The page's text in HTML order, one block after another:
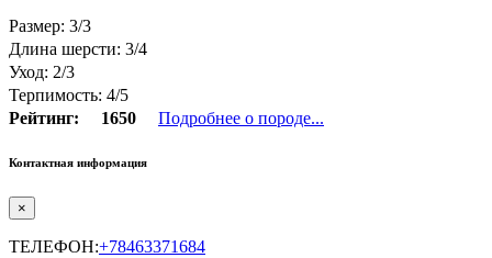
Размер: 3/3
Длина шерсти: 3/4
Уход: 2/3
Терпимость: 4/5
Рейтинг:
1650 Подробнее о породе...
Контактная информация
×
ТЕЛЕФОН:+78463371684